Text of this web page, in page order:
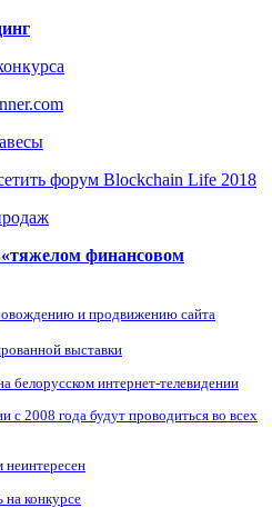
форум Blockchain Life 2018
«тяжелом финансовом
и продвижению сайта
выставки
белорусском интернет-телевидении
с 2008 года будут проводиться во всех
неинтересен
на конкурсе